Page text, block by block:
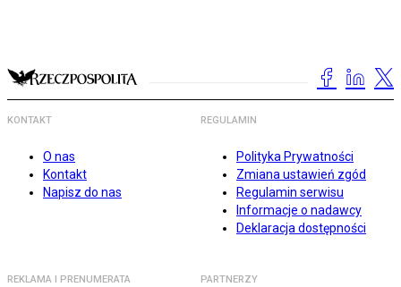
KONTAKT
O nas
Kontakt
Napisz do nas
REGULAMIN
Polityka Prywatności
Zmiana ustawień zgód
Regulamin serwisu
Informacje o nadawcy
Deklaracja dostępności
REKLAMA I PRENUMERATA PARTNERZY